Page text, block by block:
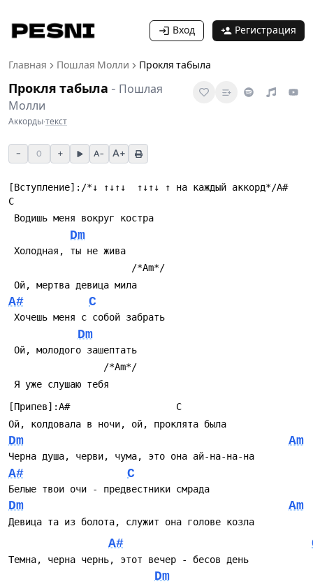
Вход Регистрация
Главная Пошлая Молли Прокля табыла
Прокля табыла - Пошлая
Молли
Аккорды·текст
− 0 + A− A+
[Вступление]:/*↓ ↑↓↑↓  ↑↓↑↓ ↑ на каждый аккорд*/A#
C
Водишь меня вокруг костра
Dm
Холодная, ты не жива
                      /*Am*/
Ой, мертва девица мила
A# C
Хочешь меня с собой забрать
Dm
Ой, молодого зашептать
                 /*Am*/
Я уже слушаю тебя
[Припев]:A#                   C
Ой, колдовала в ночи, ой, проклята была
Dm Am
Черна душа, черви, чума, это она ай-на-на-на
A# C
Белые твои очи - предвестники смрада
Dm Am
Девица та из болота, служит она голове козла
A#
Темна, черна чернь, этот вечер - бесов день
Dm